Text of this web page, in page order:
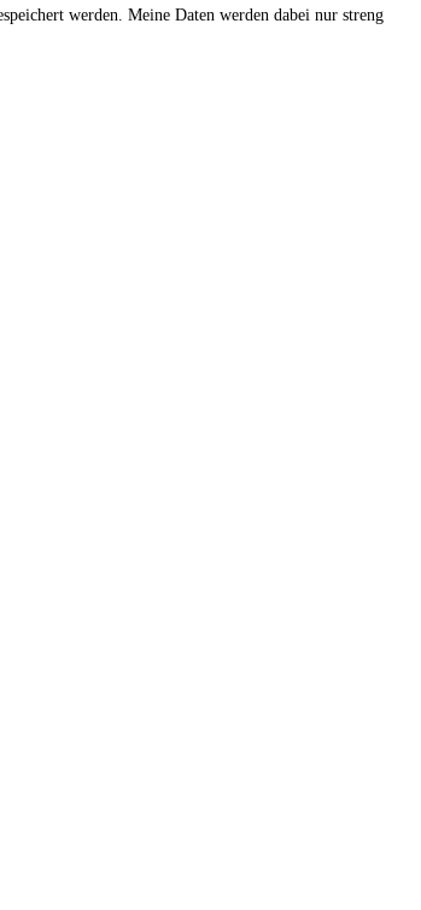
werden. Meine Daten werden dabei nur streng